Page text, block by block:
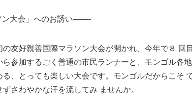
大会」へのお誘い——-
の友好親善国際マラソン大会が開かれ、今年で８ 回
参加するごく普通の市民ランナーと、モンゴル各
、とっても楽しい大会です。モンゴルだからこそ
さわやかな汗を流してみ ませんか。